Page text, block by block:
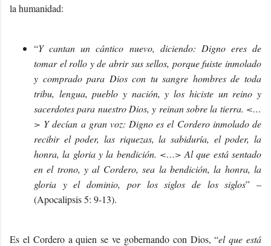
la humanidad:
“Y cantan un cántico nuevo, diciendo: Digno eres de
tomar el rollo y de abrir sus sellos, porque fuiste inmolado
y comprado para Dios con tu sangre hombres de toda
tribu, lengua, pueblo y nación, y los hiciste un reino y
sacerdotes para nuestro Dios, y reinan sobre la tierra. <…
> Y decían a gran voz: Digno es el Cordero inmolado de
recibir el poder, las riquezas, la sabiduría, el poder, la
honra, la gloria y la bendición. <…> Al que está sentado
en el trono, y al Cordero, sea la bendición, la honra, la
gloria y el dominio, por los siglos de los siglos” –
(Apocalipsis 5: 9-13).
Es el Cordero a quien se ve gobernando con Dios, “el que está